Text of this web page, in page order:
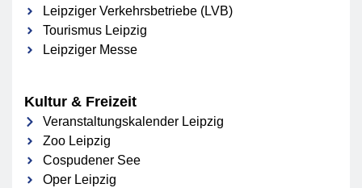
Leipziger Verkehrsbetriebe (LVB)
Tourismus Leipzig
Leipziger Messe
Kultur & Freizeit
Veranstaltungskalender Leipzig
Zoo Leipzig
Cospudener See
Oper Leipzig